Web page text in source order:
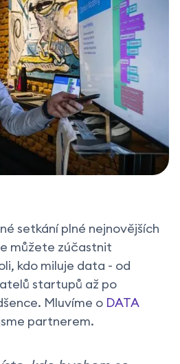
setkání plné nejnovějších
můžete zúčastnit
kdo miluje data - od
startupů až po
Mluvíme o DATA
partnerem.